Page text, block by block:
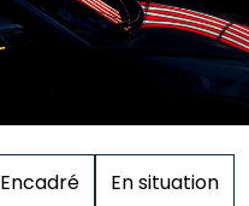
Encadré En situation